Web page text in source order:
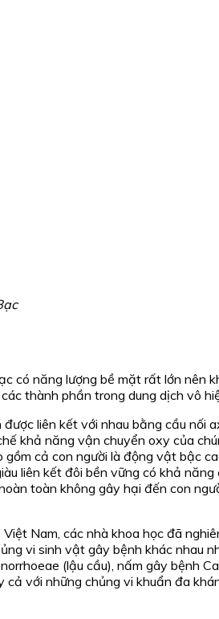
có năng lượng bề mặt rất lớn nên
thành phần trong dung dịch vô
liên kết với nhau bằng cầu
khả năng vận chuyển oxy của
cả con người là động vật bậc
liên kết đôi bền vững có khả
toàn không gây hại đến con
Nam, các nhà khoa học đã
vi sinh vật gây bệnh khác nhau
(lậu cầu), nấm gây bệnh
với những chủng vi khuẩn đa